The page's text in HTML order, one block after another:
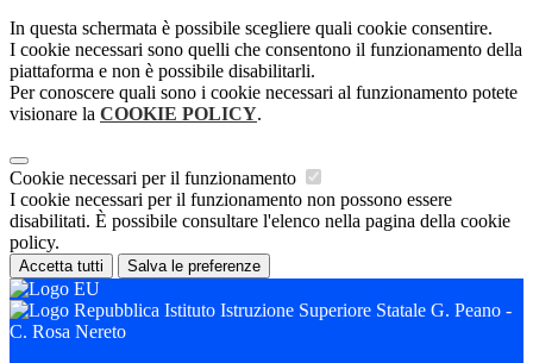
In questa schermata è possibile scegliere quali cookie consentire.
I cookie necessari sono quelli che consentono il funzionamento della
piattaforma e non è possibile disabilitarli.
Per conoscere quali sono i cookie necessari al funzionamento potete
visionare la COOKIE POLICY.
Cookie necessari per il funzionamento
I cookie necessari per il funzionamento non possono essere
disabilitati. È possibile consultare l'elenco nella pagina della cookie
policy.
Accetta tutti Salva le preferenze
Istituto Istruzione Superiore Statale G. Peano -
C. Rosa Nereto